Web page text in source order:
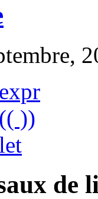
))
de